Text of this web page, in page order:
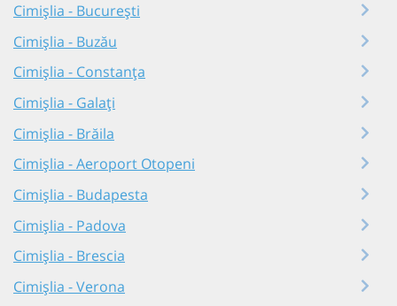
Cimișlia - București
Cimișlia - Buzău
Cimișlia - Constanța
Cimișlia - Galați
Cimișlia - Brăila
Cimișlia - Aeroport Otopeni
Cimișlia - Budapesta
Cimișlia - Padova
Cimișlia - Brescia
Cimișlia - Verona